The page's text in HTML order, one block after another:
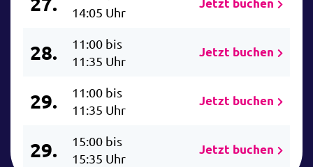
14:05 Uhr
Jetzt buchen
28.
11:00 bis
11:35 Uhr
Jetzt buchen
29.
11:00 bis
11:35 Uhr
Jetzt buchen
29.
15:00 bis
15:35 Uhr
Jetzt buchen